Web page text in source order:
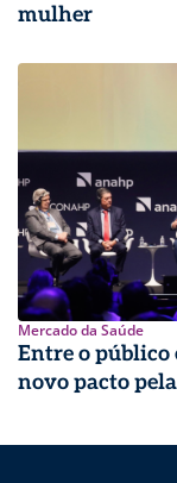
mulher
Mercado da Saúde
Entre o público
novo pacto